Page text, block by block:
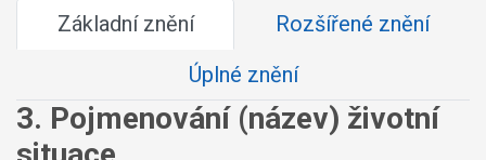
Základní znění
Rozšířené znění
Úplné znění
3. Pojmenování (název) životní